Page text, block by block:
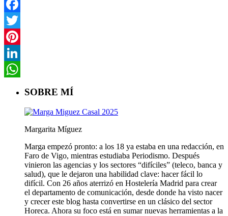
Facebook
Twitter
Pinterest
LinkedIn
SOBRE MÍ
Margarita Míguez
Marga empezó pronto: a los 18 ya estaba en una redacción, en
Faro de Vigo, mientras estudiaba Periodismo. Después
vinieron las agencias y los sectores “difíciles” (teleco, banca y
salud), que le dejaron una habilidad clave: hacer fácil lo
difícil. Con 26 años aterrizó en Hostelería Madrid para crear
el departamento de comunicación, desde donde ha visto nacer
y crecer este blog hasta convertirse en un clásico del sector
Horeca. Ahora su foco está en sumar nuevas herramientas a la